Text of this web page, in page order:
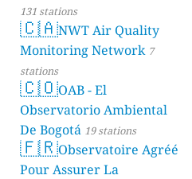
131 stations
🇨🇦NWT Air Quality
Monitoring Network 7
stations
🇨🇴OAB - El
Observatorio Ambiental
De Bogotá 19 stations
🇫🇷Observatoire Agréé
Pour Assurer La